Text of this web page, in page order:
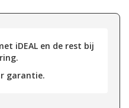
iDEAL en de rest bij
garantie.